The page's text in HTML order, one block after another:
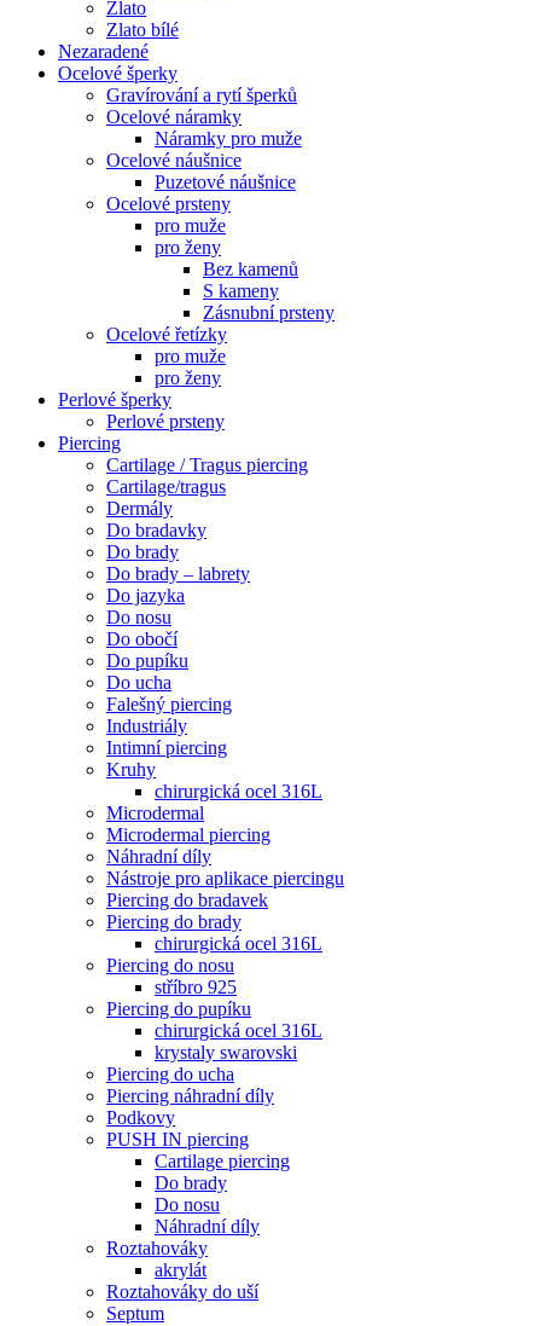
Zlato
Zlato bílé
Nezaradené
Ocelové šperky
Gravírování a rytí šperků
Ocelové náramky
Náramky pro muže
Ocelové náušnice
Puzetové náušnice
Ocelové prsteny
pro muže
pro ženy
Bez kamenů
S kameny
Zásnubní prsteny
Ocelové řetízky
pro muže
pro ženy
Perlové šperky
Perlové prsteny
Piercing
Cartilage / Tragus piercing
Cartilage/tragus
Dermály
Do bradavky
Do brady
Do brady – labrety
Do jazyka
Do nosu
Do obočí
Do pupíku
Do ucha
Falešný piercing
Industriály
Intimní piercing
Kruhy
chirurgická ocel 316L
Microdermal
Microdermal piercing
Náhradní díly
Nástroje pro aplikace piercingu
Piercing do bradavek
Piercing do brady
chirurgická ocel 316L
Piercing do nosu
stříbro 925
Piercing do pupíku
chirurgická ocel 316L
krystaly swarovski
Piercing do ucha
Piercing náhradní díly
Podkovy
PUSH IN piercing
Cartilage piercing
Do brady
Do nosu
Náhradní díly
Roztahováky
akrylát
Roztahováky do uší
Septum